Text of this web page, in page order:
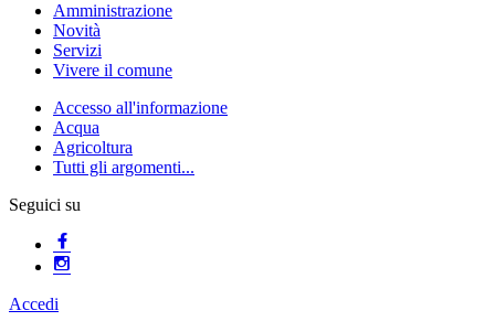
Amministrazione
Novità
Servizi
Vivere il comune
Accesso all'informazione
Acqua
Agricoltura
Tutti gli argomenti...
Seguici su
Accedi